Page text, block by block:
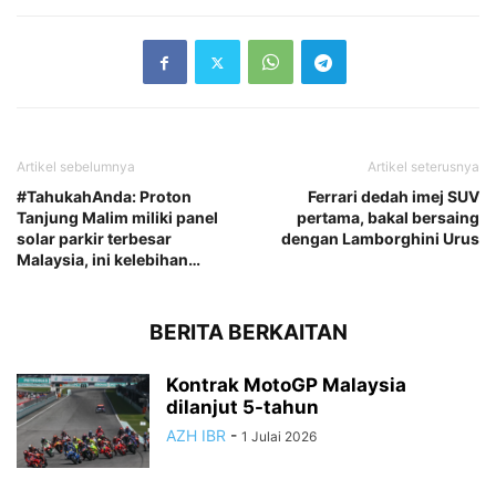
Artikel sebelumnya
#TahukahAnda: Proton
Tanjung Malim miliki panel
solar parkir terbesar
Malaysia, ini kelebihan…
Artikel seterusnya
Ferrari dedah imej SUV
pertama, bakal bersaing
dengan Lamborghini Urus
BERITA BERKAITAN
Kontrak MotoGP Malaysia
dilanjut 5-tahun
AZH IBR - 1 Julai 2026